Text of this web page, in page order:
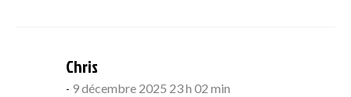
Chris
9 décembre 2025 23 h 02 min